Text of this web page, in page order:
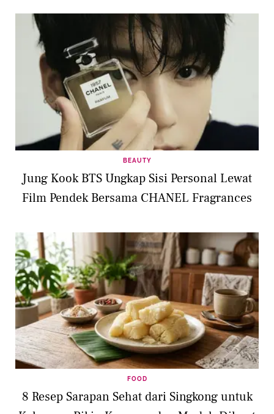
BEAUTY
Jung Kook BTS Ungkap Sisi Personal Lewat
Film Pendek Bersama CHANEL Fragrances
FOOD
8 Resep Sarapan Sehat dari Singkong untuk